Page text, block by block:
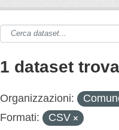
1 dataset
Organizzazioni:
Formati:
CSV